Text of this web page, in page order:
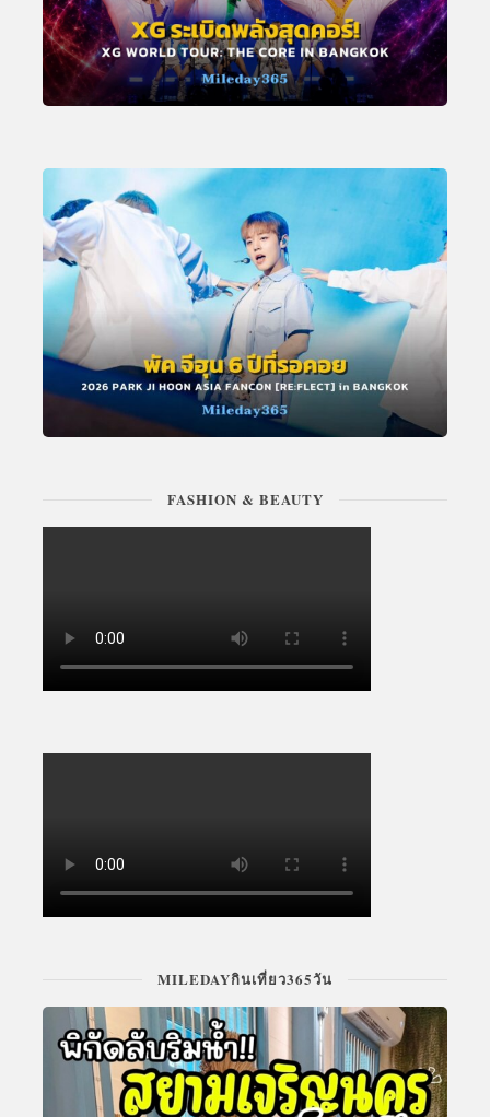
FASHION & BEAUTY
MILEDAYกินเที่ยว365วัน